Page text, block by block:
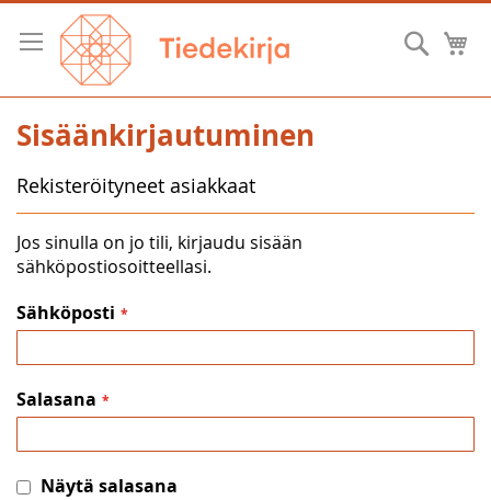
Skip
Content
Hae
Sisäänkirjautuminen
Rekisteröityneet asiakkaat
Jos sinulla on jo tili, kirjaudu sisään
sähköpostiosoitteellasi.
Sähköposti
Salasana
Näytä salasana